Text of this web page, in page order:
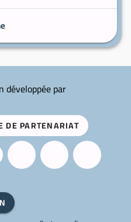
développée par
DE PARTENARIAT